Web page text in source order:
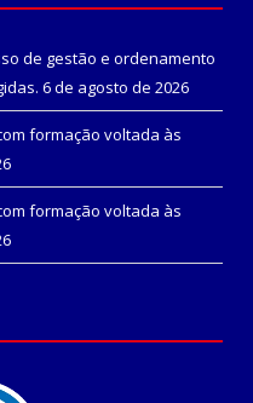
de gestão e ordenamento
6 de agosto de 2026
formação voltada às
formação voltada às